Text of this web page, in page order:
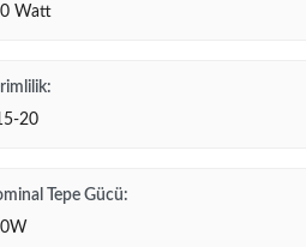
Watt
20
Tepe Gücü: